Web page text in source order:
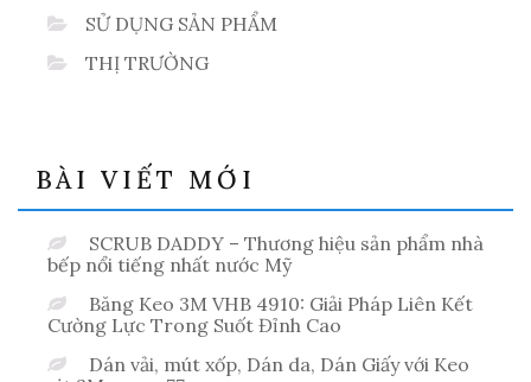
SỬ DỤNG SẢN PHẨM
THỊ TRƯỜNG
BÀI VIẾT MỚI
SCRUB DADDY – Thương hiệu sản phẩm nhà
bếp nổi tiếng nhất nước Mỹ
Băng Keo 3M VHB 4910: Giải Pháp Liên Kết
Cường Lực Trong Suốt Đỉnh Cao
Dán vải, mút xốp, Dán da, Dán Giấy với Keo